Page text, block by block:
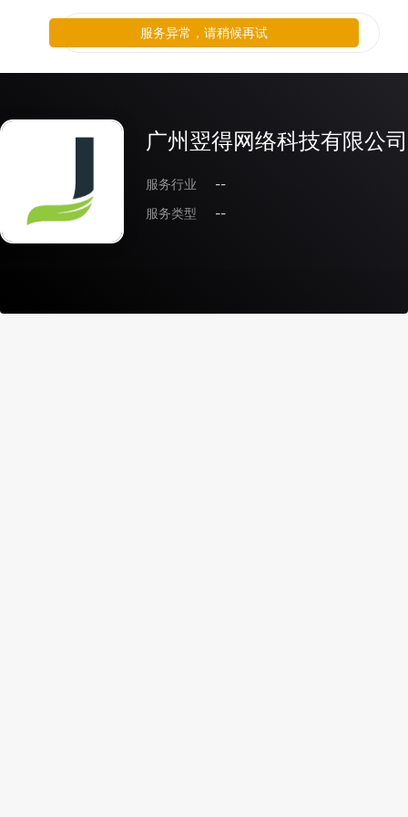
广州翌得网络科技有限公司
服务行业
--
服务类型
--
服务异常，请稍候再试